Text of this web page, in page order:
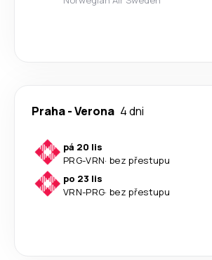
Praha-Verona 4 dni
pá 20 lis
PRG-VRN· bez přestupu
po 23 lis
VRN-PRG· bez přestupu